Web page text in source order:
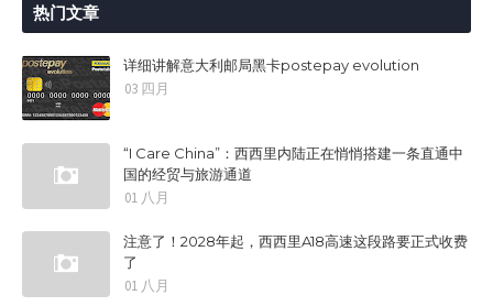
热门文章
详细讲解意大利邮局黑卡postepay evolution
03 四月
“I Care China”：西西里内陆正在悄悄搭建一条直通中
国的经贸与旅游通道
01 八月
注意了！2028年起，西西里A18高速这段路要正式收费
了
01 八月